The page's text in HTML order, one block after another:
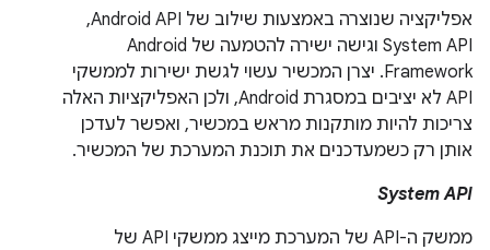
אפליקציה שנוצרה באמצעות שילוב של Android API,‏
System API וגישה ישירה להטמעה של Android
Framework. יצרן המכשיר עשוי לגשת ישירות לממשקי
API לא יציבים במסגרת Android, ולכן האפליקציות האלה
צריכות להיות מותקנות מראש במכשיר, ואפשר לעדכן
אותן רק כשמעדכנים את תוכנת המערכת של המכשיר.
System API
ממשק ה-API של המערכת מייצג ממשקי API של